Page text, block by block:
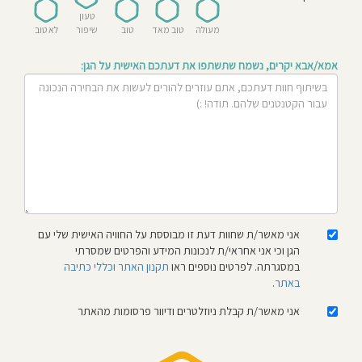
מעולה טוב מאד טוב
טעון
שיפור
לא טוב
אמא/אבא יקרים, נשמח שתשתפו את דעתכם האישית על הגן:
אני מאשר/ת שחוות דעת זו מבוססת על החוויה האישית שלי עם
הגן וכי אני אחראי/ת לנכונות המידע והפרטים שמסרתי
במסגרתה. לפרטים נוספים ראו תקנון האתר וכללי כתיבה
באתר.
אני מאשר/ת קבלת ניוזלטרים ודיוור פרסומות מהאתר